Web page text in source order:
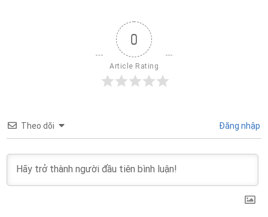
0
Article Rating
Theo dõi Đăng nhập